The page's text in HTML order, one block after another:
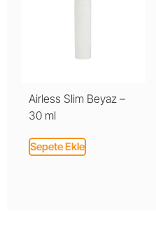
Airless Slim Beyaz –
30 ml
Sepete Ekle